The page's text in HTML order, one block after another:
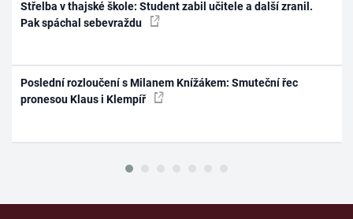
Střelba v thajské škole: Student zabil učitele a další zranil.
Pak spáchal sebevraždu
Poslední rozloučení s Milanem Knížákem: Smuteční řec
pronesou Klaus i Klempíř